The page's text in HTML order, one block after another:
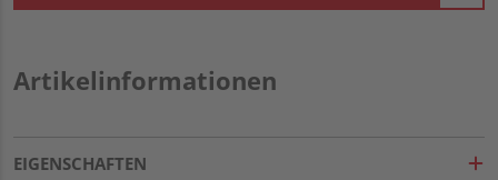
Artikelinformationen
EIGENSCHAFTEN